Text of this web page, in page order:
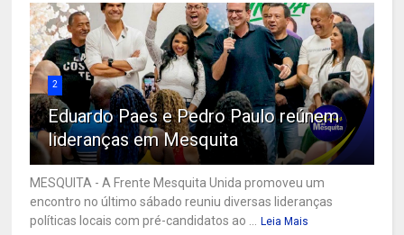
2
Eduardo Paes e Pedro Paulo reúnem
lideranças em Mesquita
MESQUITA - A Frente Mesquita Unida promoveu um
encontro no último sábado reuniu diversas lideranças
políticas locais com pré-candidatos ao ...
Leia Mais